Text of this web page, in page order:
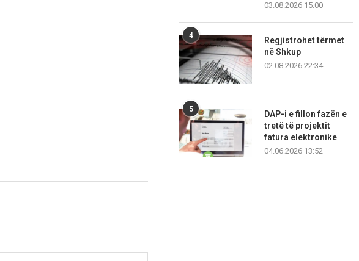
03.08.2026 15:00
4
Regjistrohet tërmet
në Shkup
02.08.2026 22:34
5
DAP-i e fillon fazën e
tretë të projektit
fatura elektronike
04.06.2026 13:52